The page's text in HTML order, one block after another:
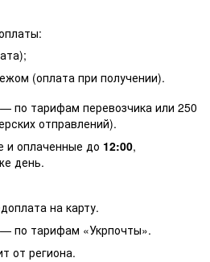
(оплата при получении).
по тарифам перевозчика или 250
отправлений).
и оплаченные до 12:00,
день.
на карту.
по тарифам «Укрпочты».
от региона.